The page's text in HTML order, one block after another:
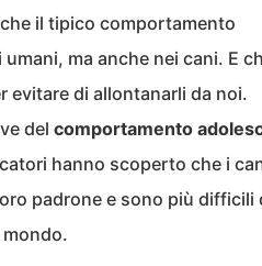
il tipico comportamento
ma anche nei cani. E
evitare di allontanarli da noi.
del comportamento
hanno scoperto che i
padrone e sono più difficili